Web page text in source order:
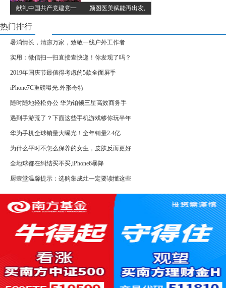
献礼中国共产党建党一 颜图医美赋能再出发,
热门排行
暑消情长，清凉万家，致敬一线户外工作者
实用：微信扫一扫直接查快递！你发现了吗？
2019年国庆节最值得考虑的5款全面屏手
iPhone7C重磅曝光:外形奇特
随时随地轻松办公 华为铂顿三星高效商务手
遇到手游荒了？下面这些手机游戏够你玩半年
华为手机全球销量大曝光！全年销量2.4亿
为什么平时不怎么保养的女生，皮肤反而更好
全地球都在纠结买不买,iPhone6暴降
厨壹堂温馨提示：选购集成灶一定要读懂这些